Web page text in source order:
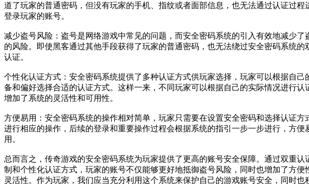
道了玩家的普通密码，但没有玩家的手机、指纹或者面部信息，也无法通过认证过程
登录玩家的账号。
减少盗号风险：盗号是网络游戏中常见的问题，而安全密码系统的引入有效地减少了
的风险。即使黑客通过其他手段获得了玩家的普通密码，也无法绕过安全密码系统的
认证。
个性化认证方式：安全密码系统提供了多种认证方式供玩家选择，玩家可以根据自己
备和偏好选择合适的认证方式。这样一来，不同玩家可以根据自己的实际情况进行认
增加了系统的灵活性和可用性。
方便易用：安全密码系统的操作相对简单，玩家只需要在设置安全密码和选择认证方
进行相应的操作，后续的登录和重要操作过程会根据系统的指引一步一步进行，方便
用。
总而言之，传奇游戏的安全密码系统为玩家提供了更高的账号安全保障。通过双重认
制和个性化认证方式，玩家的账号不仅能够更好地抵御盗号风险，同时也增加了方便
灵活性。作为玩家，我们应当充分利用这个系统来保护自己的游戏账号安全，同时也